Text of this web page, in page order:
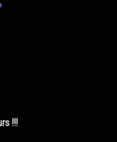
!!!